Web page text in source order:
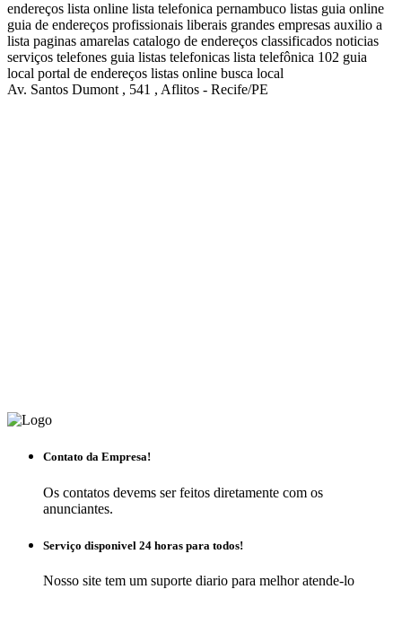
endereços lista online lista telefonica pernambuco listas guia online
guia de endereços profissionais liberais grandes empresas auxilio a
lista paginas amarelas catalogo de endereços classificados noticias
serviços telefones guia listas telefonicas lista telefônica 102 guia
local portal de endereços listas online busca local
Av. Santos Dumont , 541 , Aflitos - Recife/PE
Contato da Empresa!
Os contatos devems ser feitos diretamente com os
anunciantes.
Serviço disponivel 24 horas para todos!
Nosso site tem um suporte diario para melhor atende-lo